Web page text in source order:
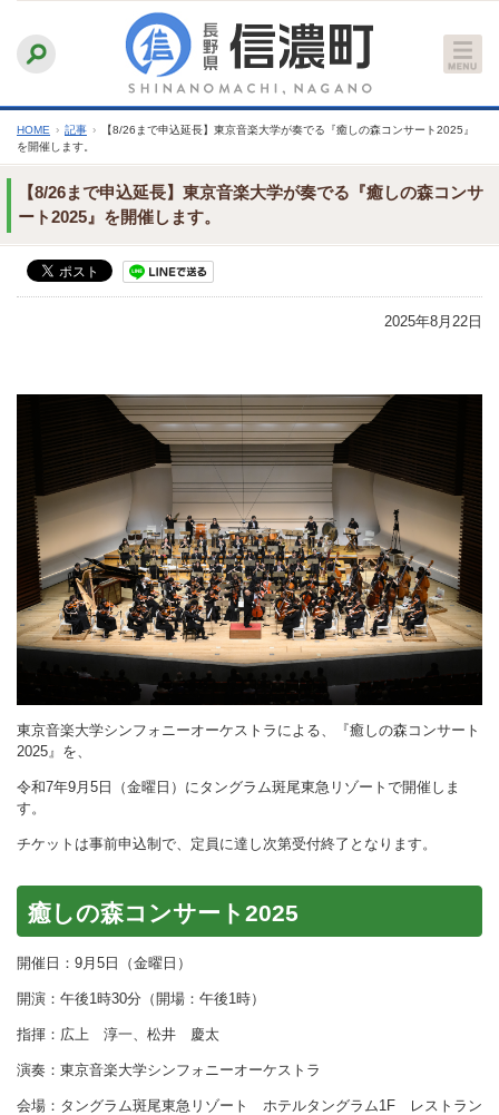
文
へ
ふりがなをつける
文字サイズ
縮小 標準 拡大
HOME › 記事 ›
【8/26まで申込延長】東京音楽大学が奏でる『癒しの森コンサート2025』
を開催します。
【8/26まで申込延長】東京音楽大学が奏でる『癒しの森コンサ
ート2025』を開催します。
2025年8月22日
東京音楽大学シンフォニーオーケストラによる、『癒しの森コンサート
2025』を、
令和7年9月5日（金曜日）にタングラム斑尾東急リゾートで開催しま
す。
チケットは事前申込制で、定員に達し次第受付終了となります。
癒しの森コンサート2025
開催日：9月5日（金曜日）
開演：午後1時30分（開場：午後1時）
指揮：広上 淳一、松井 慶太
演奏：東京音楽大学シンフォニーオーケストラ
会場：タングラム斑尾東急リゾート ホテルタングラム1F レストラン